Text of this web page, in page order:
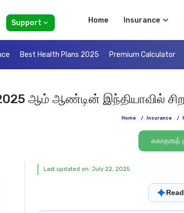
Support Home Insurance
Best Health Plans 2025 Premium Calculator
ஆம் ஆண்டின் இந்தியாவில்
Home / Insurance /
Last updated on: July 22, 2025
✦